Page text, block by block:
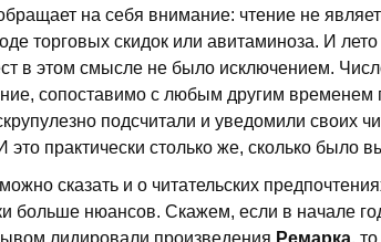
на себя внимание: чтение не
торговых скидок или авитаминоза. И
в этом смысле не было исключением.
сопоставимо с любым другим временем
подсчитали и уведомили своих
это практически столько же, сколько было
сказать и о читательских
больше нюансов. Скажем, если в начале
лидировали произведения Ремарка,